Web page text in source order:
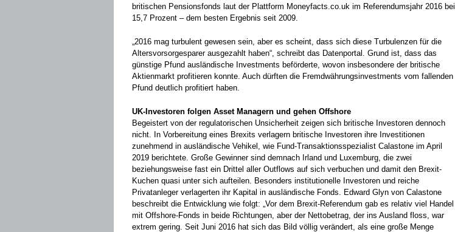
britischen Pensionsfonds laut der Plattform Moneyfacts.co.uk im Referendumsjahr 2016 bei
15,7 Prozent – dem besten Ergebnis seit 2009.
„2016 mag turbulent gewesen sein, aber es scheint, dass sich diese Turbulenzen für die
Altersvorsorgesparer ausgezahlt haben“, schreibt das Datenportal. Grund ist, dass das
günstige Pfund ausländische Investments beförderte, wovon insbesondere der britische
Aktienmarkt profitieren konnte. Auch dürften die Fremdwährungsinvestments vom fallenden
Pfund deutlich profitiert haben.
UK-Investoren folgen Asset Managern und gehen Offshore
Begeistert von der regulatorischen Unsicherheit zeigen sich britische Investoren dennoch
nicht. In Vorbereitung eines Brexits verlagern britische Investoren ihre Investitionen
zunehmend in ausländische Vehikel, wie Fund-Transaktionsspezialist Calastone im April
2019 berichtete. Große Gewinner sind demnach Irland und Luxemburg, die zwei
beziehungsweise fast ein Drittel aller Outflows auf sich verbuchen und damit den Brexit-
Kuchen quasi unter sich aufteilen. Besonders institutionelle Investoren und reiche
Privatanleger verlagerten ihr Kapital in ausländische Fonds. Edward Glyn von Calastone
beschreibt die Entwicklung wie folgt: „Vor dem Brexit-Referendum gab es relativ viel Handel
mit Offshore-Fonds in beide Richtungen, aber der Nettobetrag, der ins Ausland floss, war
extrem gering. Seit Juni 2016 hat sich das Bild völlig verändert, als eine große Menge